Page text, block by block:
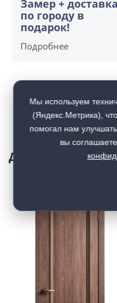
Замер + доставка
по городу в
подарок!
Подробнее
Другие двери из
Мы используем
(Яндекс.Метрика),
помогал нам
вы